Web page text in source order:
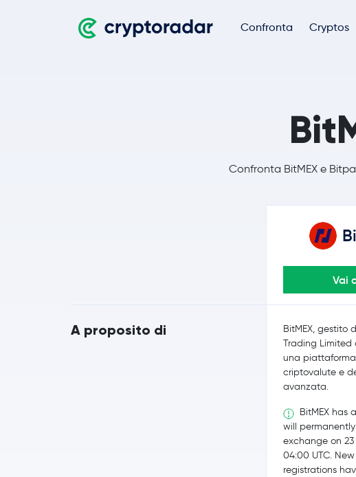
Confronta Cryptos
Confronta BitMEX e
A proposito di
Vai
BitMEX, gestito
Trading Limited
una
criptovalute e
avanzata.
BitMEX has
will
exchange on
04:00 UTC.
registrations